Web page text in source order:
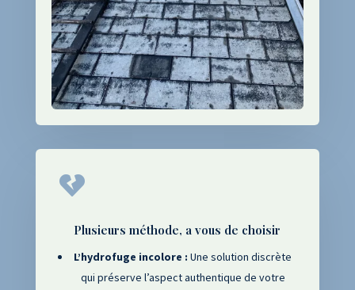

Plusieurs méthode, a vous de choisir
L’hydrofuge incolore : Une solution discrète
qui préserve l’aspect authentique de votre